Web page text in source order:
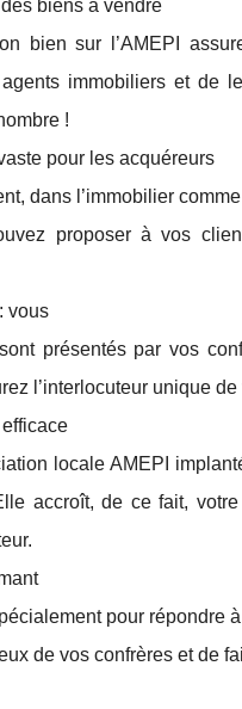
biens à vendre
bien sur l’AMEPI
immobiliers et de
!
pour les acquéreurs
dans l’immobilier
proposer à vos
vous
présentés par vos
l’interlocuteur unique
locale AMEPI
accroît, de ce fait,
pour
de vos confrères et de